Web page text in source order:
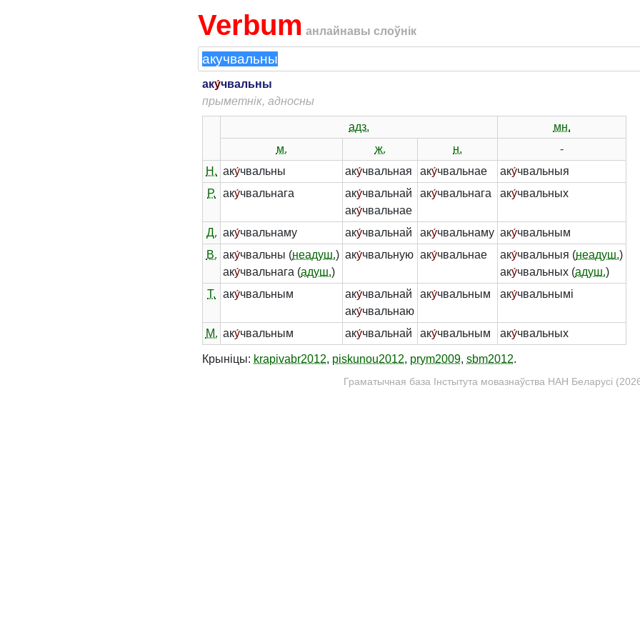
Verbum анлайнавы слоўнік
аку́чвальны
прыметнік, адносны
адз.
мн.
м.
ж. н.
-
Н. аку́чвальны аку́чвальная аку́чвальнае аку́чвальныя
Р.
аку́чвальнага аку́чвальнай
аку́чвальнае
аку́чвальнага аку́чвальных
Д. аку́чвальнаму аку́чвальнай аку́чвальнаму аку́чвальным
В. аку́чвальны (неадуш.)
аку́чвальнага (адуш.)
аку́чвальную аку́чвальнае аку́чвальныя (неадуш.)
аку́чвальных (адуш.)
Т.
аку́чвальным аку́чвальнай
аку́чвальнаю
аку́чвальным аку́чвальнымі
М. аку́чвальным аку́чвальнай аку́чвальным аку́чвальных
Крыніцы: krapivabr2012, piskunou2012, prym2009, sbm2012.
Граматычная база Інстытута мовазнаўства НАН Беларусі